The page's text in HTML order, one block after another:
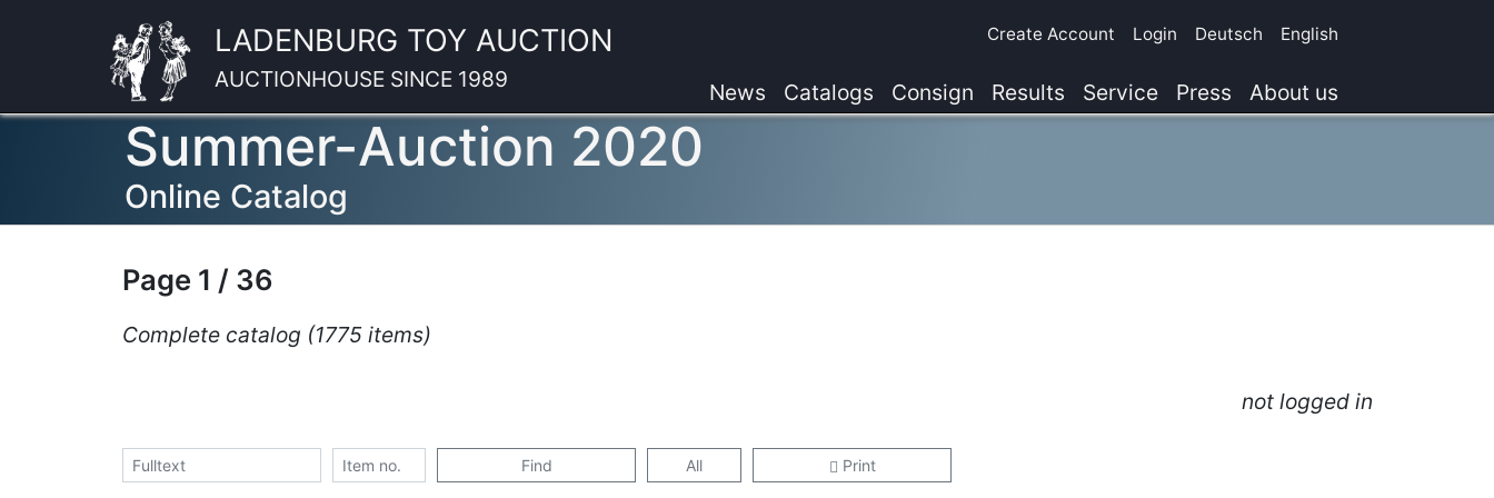
LADENBURG TOY AUCTION
AUCTIONHOUSE SINCE 1989
Create Account Login Deutsch English
News Catalogs Consign Results Service Press About us
Summer-Auction 2020
Online Catalog
Page 1 / 36
Complete catalog (1775 items)
not logged in
Find All Print